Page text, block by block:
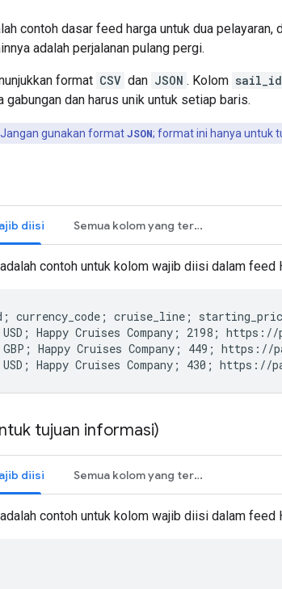
contoh dasar feed harga untuk dua
adalah perjalanan pulang pergi.
format CSV dan JSON . Kolom sail_id
gabungan dan harus unik untuk setiap baris.
Jangan gunakan formatJSON; format ini hanya untuk
diisi Semua kolom yang tersedia
contoh untuk kolom wajib diisi dalam feed
currency_code; cruise_line;
Happy Cruises Company; 2198; https://
Happy Cruises Company; 449; https://
tujuan informasi)
diisi Semua kolom yang tersedia
contoh untuk kolom wajib diisi dalam feed